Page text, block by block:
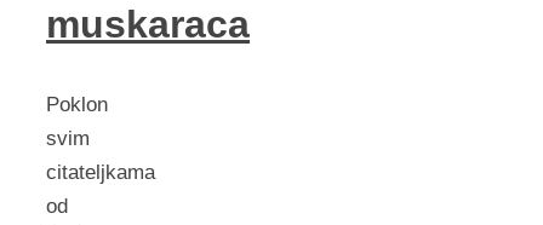
muskaraca
Poklon
svim
citateljkama
od